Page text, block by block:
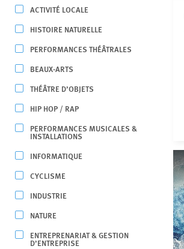
ACTIVITÉ LOCALE
HISTOIRE NATURELLE
PERFORMANCES THÉÂTRALES
BEAUX-ARTS
THÉÂTRE D’OBJETS
HIP HOP / RAP
PERFORMANCES MUSICALES &
INSTALLATIONS
INFORMATIQUE
CYCLISME
INDUSTRIE
NATURE
ENTREPRENARIAT & GESTION
D’ENTREPRISE